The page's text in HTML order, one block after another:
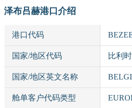
泽布吕赫港口介绍
港口代码
国家/地区代码 比利
国家/地区英文名称
舱单客户代码类型